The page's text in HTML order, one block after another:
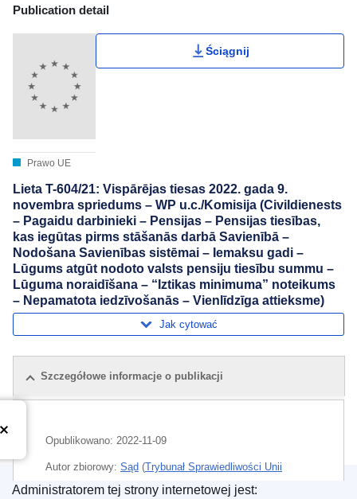
Publication Detail Actions Portlet
Publication detail
Prawo UE
Ściągnij
Lieta T-604/21: Vispārējas tiesas 2022. gada 9.
novembra spriedums – WP u.c./Komisija (Civildienests
– Pagaidu darbinieki – Pensijas – Pensijas tiesības,
kas iegūtas pirms stāšanās darbā Savienībā –
Nodošana Savienības sistēmai – Iemaksu gadi –
Lūgums atgūt nodoto valsts pensiju tiesību summu –
Lūguma noraidīšana – “Iztikas minimuma” noteikums
– Nepamatota iedzīvošanās – Vienlīdzīga attieksme)
Jak cytować
Szczegółowe informacje o publikacji
Opublikowano: 2022-11-09
Autor zbiorowy: Sąd (Trybunał Sprawiedliwości Unii
Europejskiej)
Administratorem tej strony internetowej jest: